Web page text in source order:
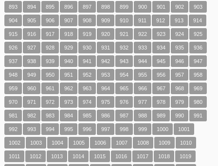
893 894 895 896 897 898 899 900 901 902 903
904 905 906 907 908 909 910 911 912 913 914
915 916 917 918 919 920 921 922 923 924 925
926 927 928 929 930 931 932 933 934 935 936
937 938 939 940 941 942 943 944 945 946 947
948 949 950 951 952 953 954 955 956 957 958
959 960 961 962 963 964 965 966 967 968 969
970 971 972 973 974 975 976 977 978 979 980
981 982 983 984 985 986 987 988 989 990 991
992 993 994 995 996 997 998 999 1000 1001
1002 1003 1004 1005 1006 1007 1008 1009 1010
1011 1012 1013 1014 1015 1016 1017 1018 1019